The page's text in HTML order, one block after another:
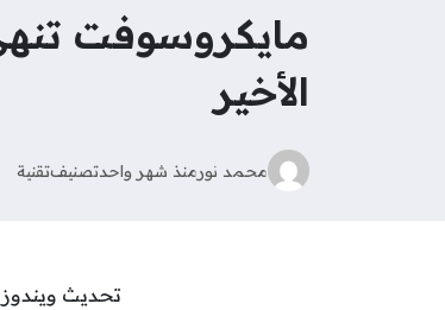
الأخير
محمد نورمنذ شهر واحدتصنيفتقنية